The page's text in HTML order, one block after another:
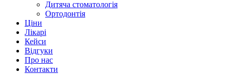
Дитяча стоматологія
Ортодонтія
Ціни
Лікарі
Кейси
Відгуки
Про нас
Контакти